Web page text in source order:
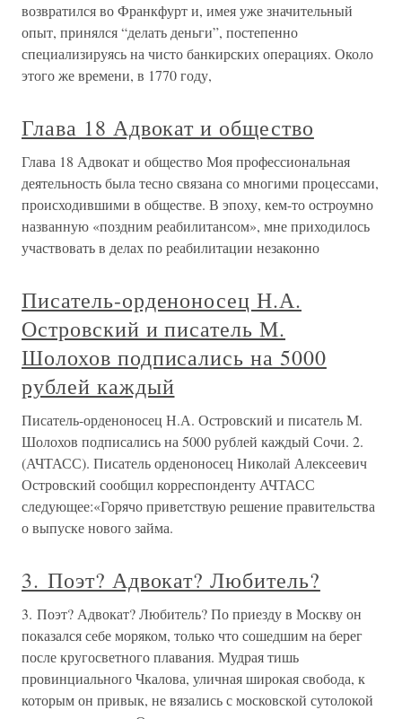
возвратился во Франкфурт и, имея уже значительный
опыт, принялся “делать деньги”, постепенно
специализируясь на чисто банкирских операциях. Около
этого же времени, в 1770 году,
Глава 18 Адвокат и общество
Глава 18 Адвокат и общество Моя профессиональная
деятельность была тесно связана со многими процессами,
происходившими в обществе. В эпоху, кем-то остроумно
названную «поздним реабилитансом», мне приходилось
участвовать в делах по реабилитации незаконно
Писатель-орденоносец Н.А.
Островский и писатель М.
Шолохов подписались на 5000
рублей каждый
Писатель-орденоносец Н.А. Островский и писатель М.
Шолохов подписались на 5000 рублей каждый Сочи. 2.
(АЧТАСС). Писатель орденоносец Николай Алексеевич
Островский сообщил корреспонденту АЧТАСС
следующее:«Горячо приветствую решение правительства
о выпуске нового займа.
3. Поэт? Адвокат? Любитель?
3. Поэт? Адвокат? Любитель? По приезду в Москву он
показался себе моряком, только что сошедшим на берег
после кругосветного плавания. Мудрая тишь
провинциального Чкалова, уличная широкая свобода, к
которым он привык, не вязались с московской сутолокой